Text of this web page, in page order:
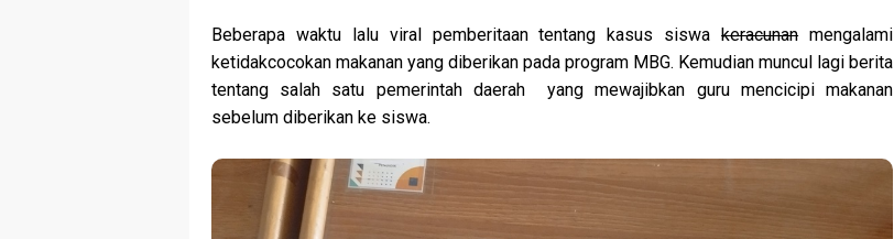
Beberapa waktu lalu viral pemberitaan tentang kasus siswakeracunanmengalami
ketidakcocokan makanan yang diberikan pada program MBG. Kemudian muncul lagi berita
tentang salah satu pemerintah daerah yang mewajibkan guru mencicipi makanan
sebelum diberikan ke siswa.